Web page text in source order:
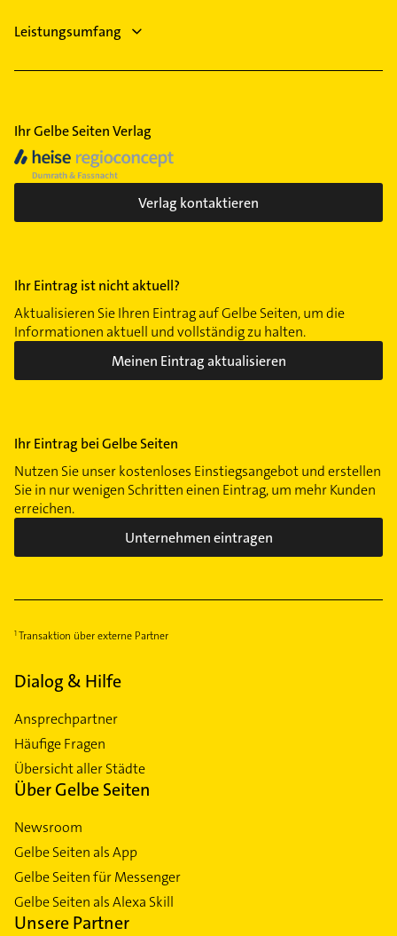
Leistungsumfang
Ihr Gelbe Seiten Verlag
Verlag kontaktieren
Ihr Eintrag ist nicht aktuell?
Aktualisieren Sie Ihren Eintrag auf Gelbe Seiten, um die
Informationen aktuell und vollständig zu halten.
Meinen Eintrag aktualisieren
Ihr Eintrag bei Gelbe Seiten
Nutzen Sie unser kostenloses Einstiegsangebot und erstellen
Sie in nur wenigen Schritten einen Eintrag, um mehr Kunden
erreichen.
Unternehmen eintragen
Transaktion über externe Partner
Dialog & Hilfe
Ansprechpartner
Häufige Fragen
Übersicht aller Städte
Über Gelbe Seiten
Newsroom
Gelbe Seiten als App
Gelbe Seiten für Messenger
Gelbe Seiten als Alexa Skill
Unsere Partner